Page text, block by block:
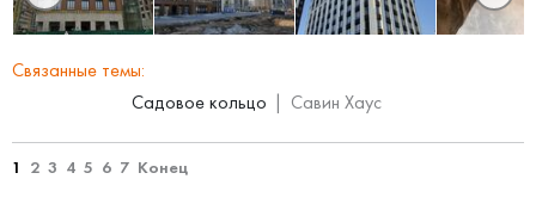
Связанные темы:
Садовое кольцо
Савин Хаус
1 2 3 4 5 6 7 Конец